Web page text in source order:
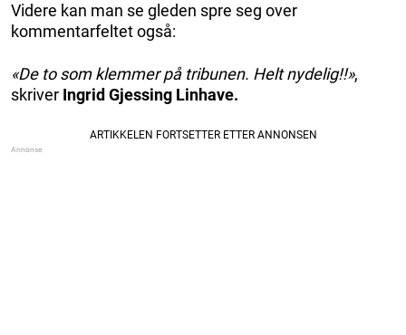
Videre kan man se gleden spre seg over
kommentarfeltet også:
«De to som klemmer på tribunen. Helt nydelig!!»,
skriver Ingrid Gjessing Linhave.